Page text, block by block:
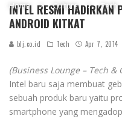
Home Culture Tech
INTEL RESMI HADIRKAN
ANDROID KITKAT
blj.co.id Tech Apr 7, 2014
(Business Lounge – Tech &
Intel baru saja membuat
sebuah produk baru yaitu
smartphone yang